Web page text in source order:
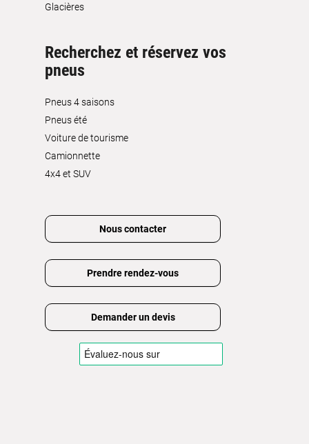
Glacières
Recherchez et réservez vos
pneus
Pneus 4 saisons
Pneus été
Voiture de tourisme
Camionnette
4x4 et SUV
Nous contacter
Prendre rendez-vous
Demander un devis